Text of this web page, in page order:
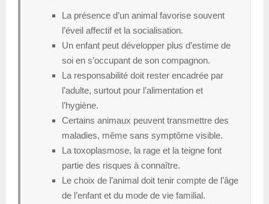
La présence d’un animal favorise souvent
l’éveil affectif et la socialisation.
Un enfant peut développer plus d’estime de
soi en s’occupant de son compagnon.
La responsabilité doit rester encadrée par
l’adulte, surtout pour l’alimentation et
l’hygiène.
Certains animaux peuvent transmettre des
maladies, même sans symptôme visible.
La toxoplasmose, la rage et la teigne font
partie des risques à connaître.
Le choix de l’animal doit tenir compte de l’âge
de l’enfant et du mode de vie familial.